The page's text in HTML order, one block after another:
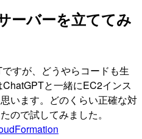
ーバーを立ててみ
すが、どうやらコードも生
と一緒にEC2インス
います。どのくらい正確な対
ので試してみました。